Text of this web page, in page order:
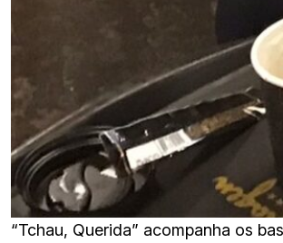
“Tchau, Querida” acompanha os